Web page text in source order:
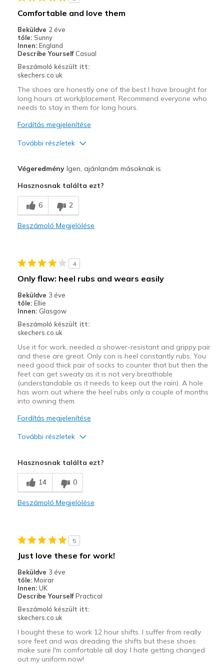
Comfortable and love them
Beküldve 2 éve
tőle: Sunny
Innen: England
Describe Yourself Casual
Beszámoló készült itt:
skechers.co.uk
The shoes are honestly one of the best I have brought for
long hours at work/placement. Recommend everyone who
needs to stay in them for long hours.
Fordítás megjelenítése
További részletek
Durable
Kontra
Wear Out Quickly
Travel
Width
Sizing
Feels true to size
View On Shoes
VégeredményIgen, ajánlanám másoknak is
Hasznosnak találta ezt?
6 2
Beszámoló Megjelölése
4
Only flaw: heel rubs and wears easily
Beküldve 3 éve
tőle: Ellie
Innen: Glasgow
Beszámoló készült itt:
skechers.co.uk
Use it for work, needed a shower-resistant and grippy pair
and these are great. Only con is heel constantly rubs. You
need good thick pair of socks to counter that but then the
feet can get sweaty as it is not very breathable
(understandable as it needs to keep out the rain). A hole
has worn out where the heel rubs only a couple of months
into owning them
Fordítás megjelenítése
További részletek
Legjobb használat
Work
Hasznosnak találta ezt?
14 0
Beszámoló Megjelölése
5
Just love these for work!
Beküldve 3 éve
tőle: Moirar
Innen: UK
Describe Yourself Practical
Beszámoló készült itt:
skechers.co.uk
I bought these to work 12 hour shifts. I suffer from really
sore feet and was dreading the shifts but these shoes
make sure I'm comfortable all day. I hate getting changed
out my uniform now!